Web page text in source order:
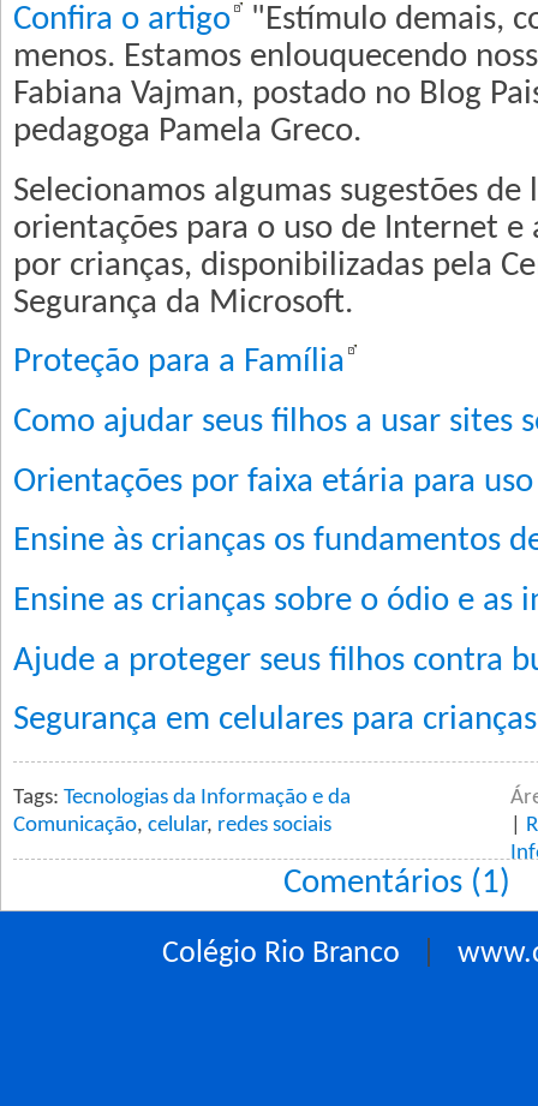
Confira o artigo
"Estímulo demais,
menos. Estamos enlouquecendo
Fabiana Vajman, postado no Blog
pedagoga Pamela Greco.
Selecionamos algumas sugestões
orientações para o uso de Internet e
por crianças, disponibilizadas pela
Segurança da Microsoft.
Proteção para a Família
Como ajudar seus filhos a usar sites
Orientações por faixa etária para
Ensine às crianças os fundamentos
Ensine as crianças sobre o ódio e
Ajude a proteger seus filhos contra
Segurança em celulares para crianças
Tags: Tecnologias da Informação e da
Comunicação, celular, redes sociais
Comentários (1)
Colégio Rio Branco